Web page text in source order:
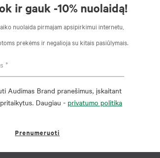
ir gauk -10% nuolaidą!
nuolaida pirmajam apsipirkimui internetu,
prekėms ir negalioja su kitais pasiūlymais.
Audimas Brand pranešimus, įskaitant
Daugiau - privatumo politika
Prenumeruoti